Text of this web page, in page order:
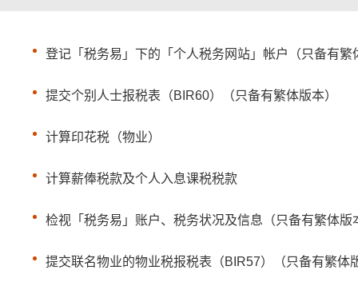
登记「税务易」下的「个人税务网站」帐户（只备有繁
提交个别人士报税表（BIR60）（只备有繁体版本）
计算印花税（物业）
计算薪俸税款及个人入息课税税款
检视「税务易」账户、税务状况及信息（只备有繁体版
提交联名物业的物业税报税表（BIR57）（只备有繁体